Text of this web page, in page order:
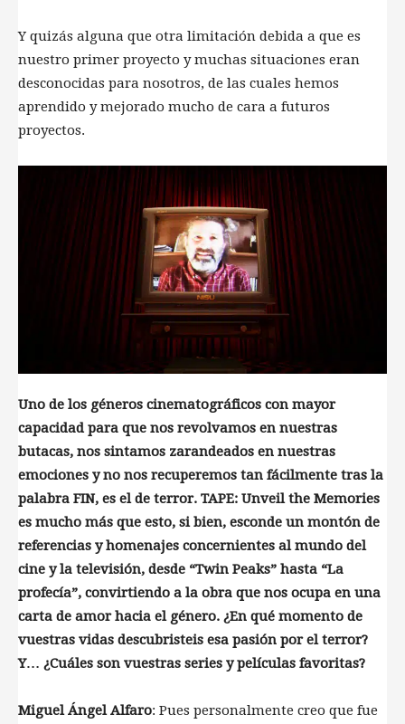
Y quizás alguna que otra limitación debida a que es
nuestro primer proyecto y muchas situaciones eran
desconocidas para nosotros, de las cuales hemos
aprendido y mejorado mucho de cara a futuros
proyectos.
Uno de los géneros cinematográficos con mayor
capacidad para que nos revolvamos en nuestras
butacas, nos sintamos zarandeados en nuestras
emociones y no nos recuperemos tan fácilmente tras la
palabra FIN, es el de terror. TAPE: Unveil the Memories
es mucho más que esto, si bien, esconde un montón de
referencias y homenajes concernientes al mundo del
cine y la televisión, desde “Twin Peaks” hasta “La
profecía”, convirtiendo a la obra que nos ocupa en una
carta de amor hacia el género. ¿En qué momento de
vuestras vidas descubristeis esa pasión por el terror?
Y… ¿Cuáles son vuestras series y películas favoritas?
Miguel Ángel Alfaro: Pues personalmente creo que fue